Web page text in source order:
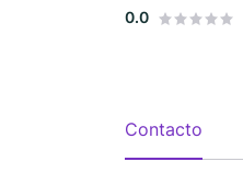
0.0
Contacto